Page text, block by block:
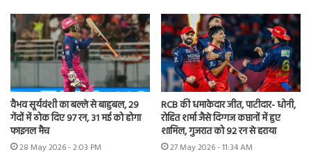
वैभव सूर्यवंशी का बल्ले से बाहुबल, 29
गेंदों में ठोक दिए 97 रन, 31 मई को होगा
फाइनल मैच
28 May 2026 - 2:03 PM
RCB की धमाकेदार जीत, पाटीदार- धोनी,
रोहित शर्मा जैसे दिग्गज कप्तानों में हुए
शामिल, गुजरात को 92 रन से हराया
27 May 2026 - 11:34 AM